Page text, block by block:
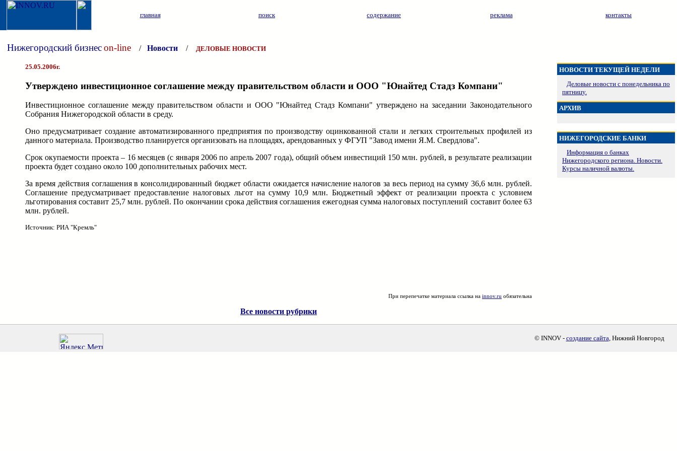
главная поиск содержание реклама контакты
Нижегородский бизнесon-line / Новости / ДЕЛОВЫЕ НОВОСТИ
25.05.2006г.
Утверждено инвестиционное соглашение между правительством области и ООО "Юнайтед Стадз Компани"
Инвестиционное соглашение между правительством области и ООО "Юнайтед Стадз Компани" утверждено на заседании Законодательного
Собрания Нижегородской области в среду.
Оно предусматривает создание автоматизированного предприятия по производству оцинкованной стали и легких строительных профилей из
данного материала. Производство планируется организовать на площадях, арендованных у ФГУП "Завод имени Я.М. Свердлова".
Срок окупаемости проекта – 16 месяцев (с января 2006 по апрель 2007 года), общий объем инвестиций 150 млн. рублей, в результате реализации
проекта будет создано около 100 дополнительных рабочих мест.
За время действия соглашения в консолидированный бюджет области ожидается начисление налогов за весь период на сумму 36,6 млн. рублей.
Соглашение предусматривает предоставление налоговых льгот на сумму 10,9 млн. Бюджетный эффект от реализации проекта с условием
льготирования составит 25,7 млн. рублей. По окончании срока действия соглашения ежегодная сумма налоговых поступлений составит более 63
млн. рублей.
Источник: РИА "Кремль"
При перепечатке материала ссылка на innov.ru обязательна
Все новости рубрики
НОВОСТИ ТЕКУЩЕЙ НЕДЕЛИ
Деловые новости с понедельника по
пятницу.
АРХИВ
НИЖЕГОРОДСКИЕ БАНКИ
Информация о банках
Нижегородского региона. Новости.
Курсы наличной валюты.
© INNOV - создание сайта, Нижний Новгород